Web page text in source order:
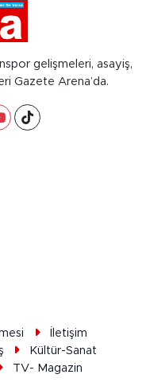
gelişmeleri, asayiş,
Gazete Arena’da.
İletişim
Kültür-Sanat
TV- Magazin